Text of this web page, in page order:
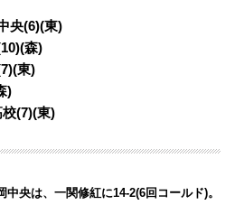
央(6)(東)
森)
東)
)
(7)(東)
中央は、一関修紅に14-2(6回コールド)。